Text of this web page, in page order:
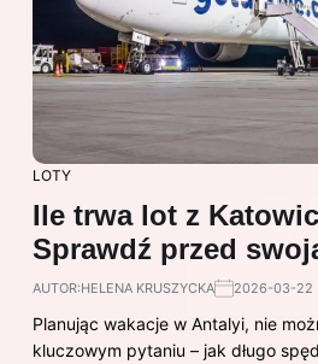
LOTY
Ile trwa lot z
Sprawdź przed
AUTOR:HELENA KRUSZYCKA 2026-03-22
Planując wakacje w Antalyi, nie
kluczowym pytaniu – jak długo